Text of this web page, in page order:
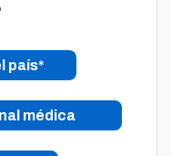
país*
médica